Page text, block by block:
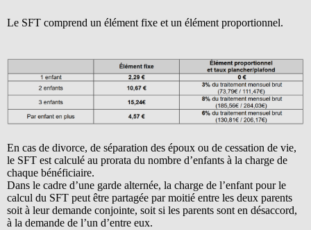
Le SFT comprend un élément fixe et un élément proportionnel.
En cas de divorce, de séparation des époux ou de cessation de vie,
le SFT est calculé au prorata du nombre d’enfants à la charge de
chaque bénéficiaire.
Dans le cadre d’une garde alternée, la charge de l’enfant pour le
calcul du SFT peut être partagée par moitié entre les deux parents
soit à leur demande conjointe, soit si les parents sont en désaccord,
à la demande de l’un d’entre eux.